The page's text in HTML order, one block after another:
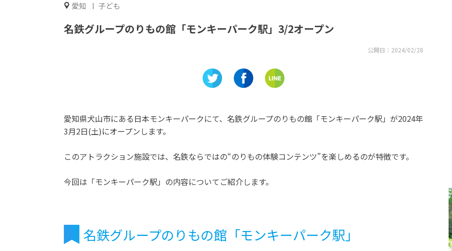
愛知 子ども
名鉄グループのりもの館「モンキーパーク駅」3/2オープン
公開日： 2024/02/28
愛知県犬山市にある日本モンキーパークにて、名鉄グループのりもの館「モンキーパーク駅」が2024年
3月2日(土)にオープンします。
このアトラクション施設では、名鉄ならではの“のりもの体験コンテンツ”を楽しめるのが特徴です。
今回は「モンキーパーク駅」の内容についてご紹介します。
名鉄グループのりもの館「モンキーパーク駅」